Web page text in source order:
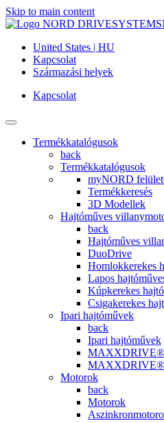
Skip to main content
United States | HU
Kapcsolat
Származási helyek
Kapcsolat
Termékkatalógusok
back
Termékkatalógusok
myNORD
Termékkeresés
3D Modellek
Hajtóműves
back
Hajtóműves
DuoDrive
Homlokkerekes
Lapos
Kúpkerekes
Csigakerekes
Ipari hajtóművek
back
Ipari hajtóművek
MAXXDRIVE®
MAXXDRIVE®
Motorok
back
Motorok